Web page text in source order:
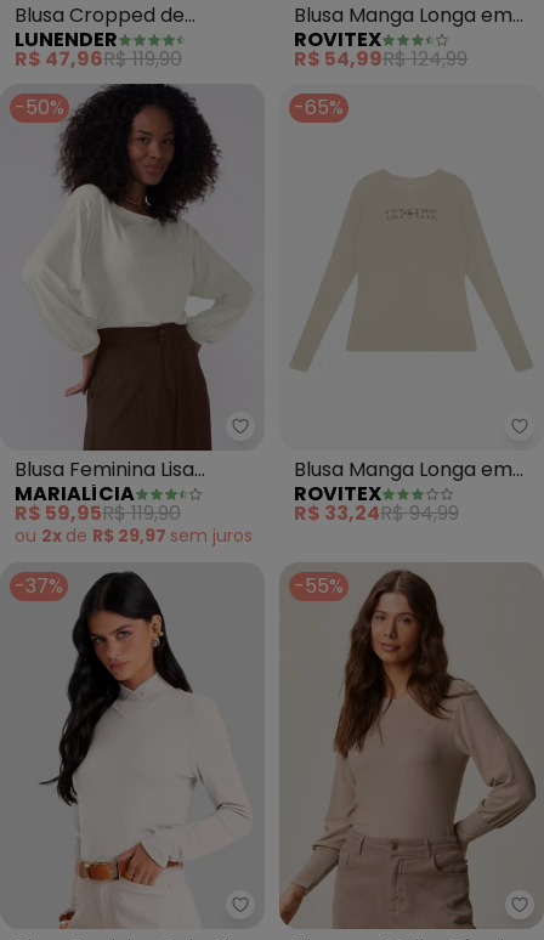
Blusa Cropped de
Mangas Longas em
Moletom (Bege)
LUNENDER
R$ 47,96R$ 119,90
Blusa Manga Longa em
Ribana (Bege)
ROVITEX
R$ 54,99R$ 124,99
-50%
Marialícia - Blusa Feminina
Blusa Feminina Lisa
Manga Bufante (Bege)
MARIALÍCIA
R$ 59,95R$ 119,90
ou 2x de R$ 29,97 sem juros
-65%
Blusa Manga Longa em
Visco Tricot (Bege)
ROVITEX
R$ 33,24R$ 94,99
-37%
Dianna - Blusa Feminina Gola
-55%